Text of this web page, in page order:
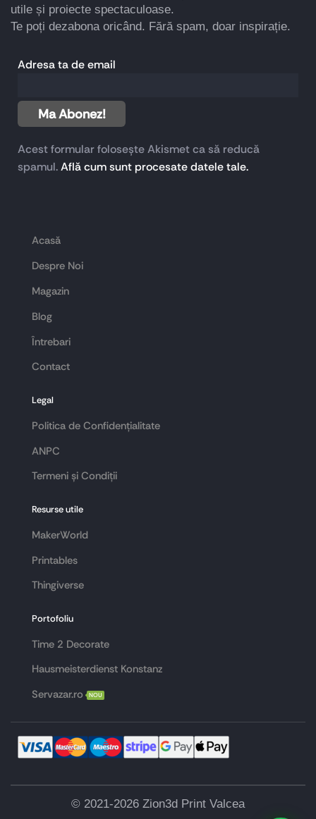
utile și proiecte spectaculoase.
Te poți dezabona oricând. Fără spam, doar inspirație.
Adresa ta de email
Acest formular folosește Akismet ca să reducă
spamul.Află cum sunt procesate datele tale.
Acasă
Despre Noi
Magazin
Blog
Întrebari
Contact
Legal
Politica de Confidențialitate
ANPC
Termeni și Condiții
Resurse utile
MakerWorld
Printables
Thingiverse
Portofoliu
Time 2 Decorate
Hausmeisterdienst Konstanz
Servazar.ro
NOU
© 2021-2026 Zion3d Print Valcea